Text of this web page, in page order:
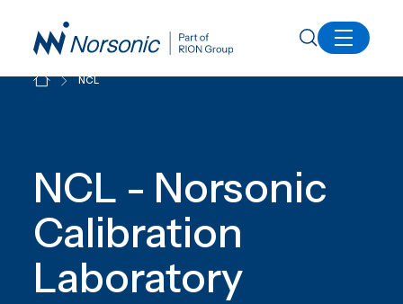
NCL
NCL - Norsonic
Calibration
Laboratory